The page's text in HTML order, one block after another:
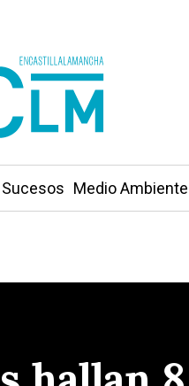
Sucesos Medio Ambiente